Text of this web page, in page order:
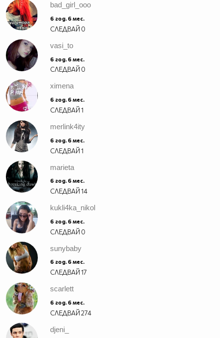
bad_girl_ooo
6 год. 6 мес.
СЛЕДВАЙ 0
vasi_to
6 год. 6 мес.
СЛЕДВАЙ 0
ximena
6 год. 6 мес.
СЛЕДВАЙ1
merlink4ity
6 год. 6 мес.
СЛЕДВАЙ1
marieta
6 год. 6 мес.
СЛЕДВАЙ14
kukli4ka_nikol
6 год. 6 мес.
СЛЕДВАЙ 0
sunybaby
6 год. 6 мес.
СЛЕДВАЙ17
scarlett
6 год. 6 мес.
СЛЕДВАЙ274
djeni_